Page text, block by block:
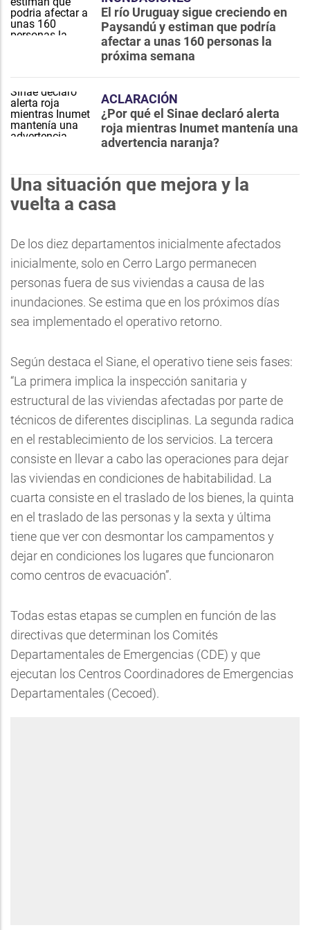
El río Uruguay sigue creciendo en
Paysandú y estiman que podría
afectar a unas 160 personas la
próxima semana
ACLARACIÓN
¿Por qué el Sinae declaró alerta
roja mientras Inumet mantenía una
advertencia naranja?
Una situación que mejora y la
vuelta a casa
De los diez departamentos inicialmente afectados
inicialmente, solo en Cerro Largo permanecen
personas fuera de sus viviendas a causa de las
inundaciones. Se estima que en los próximos días
sea implementado el operativo retorno.
Según destaca el Siane, el operativo tiene seis fases:
“La primera implica la inspección sanitaria y
estructural de las viviendas afectadas por parte de
técnicos de diferentes disciplinas. La segunda radica
en el restablecimiento de los servicios. La tercera
consiste en llevar a cabo las operaciones para dejar
las viviendas en condiciones de habitabilidad. La
cuarta consiste en el traslado de los bienes, la quinta
en el traslado de las personas y la sexta y última
tiene que ver con desmontar los campamentos y
dejar en condiciones los lugares que funcionaron
como centros de evacuación”.
Todas estas etapas se cumplen en función de las
directivas que determinan los Comités
Departamentales de Emergencias (CDE) y que
ejecutan los Centros Coordinadores de Emergencias
Departamentales (Cecoed).